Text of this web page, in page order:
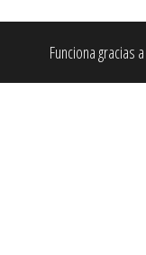
Funciona gracias a